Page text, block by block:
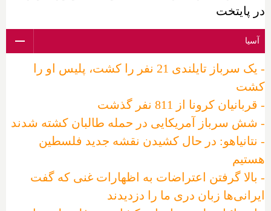
در پایتخت
آسیا
- یک سرباز تایلندی 21 نفر را کشت، پلیس او را
کشت
- قربانیان کرونا از 811 نفر گذشت
- شش سرباز آمریکایی در حمله طالبان کشته شدند
- نتانیاهو: در حال کشیدن نقشه جدید فلسطین
هستیم
- بالا گرفتن اعتراضات به اظهارات غنی که گفت
ایرانی‌ها زبان دری ما را دزدیدند